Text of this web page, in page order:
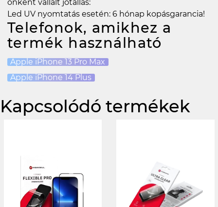
önként vállalt jótállás:
Led UV nyomtatás esetén: 6 hónap kopásgarancia!
Telefonok, amikhez a
termék használható
Apple iPhone 13 Pro Max
Apple iPhone 14 Plus
Kapcsolódó termékek